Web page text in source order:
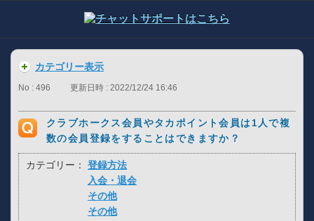
カテゴリー表示
No : 496 更新日時 : 2022/12/24 16:46
クラブホークス会員やタカポイント会員は1人で複
数の会員登録をすることはできますか？
カテゴリー：
登録方法
入会・退会
その他
その他